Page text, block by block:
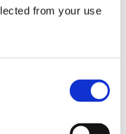
from your use